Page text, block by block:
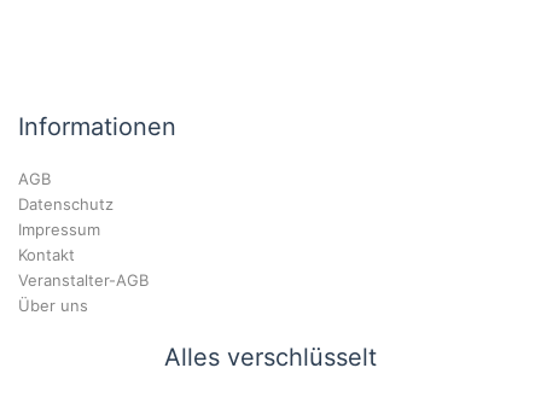
Informationen
AGB
Datenschutz
Impressum
Kontakt
Veranstalter-AGB
Über uns
Alles verschlüsselt